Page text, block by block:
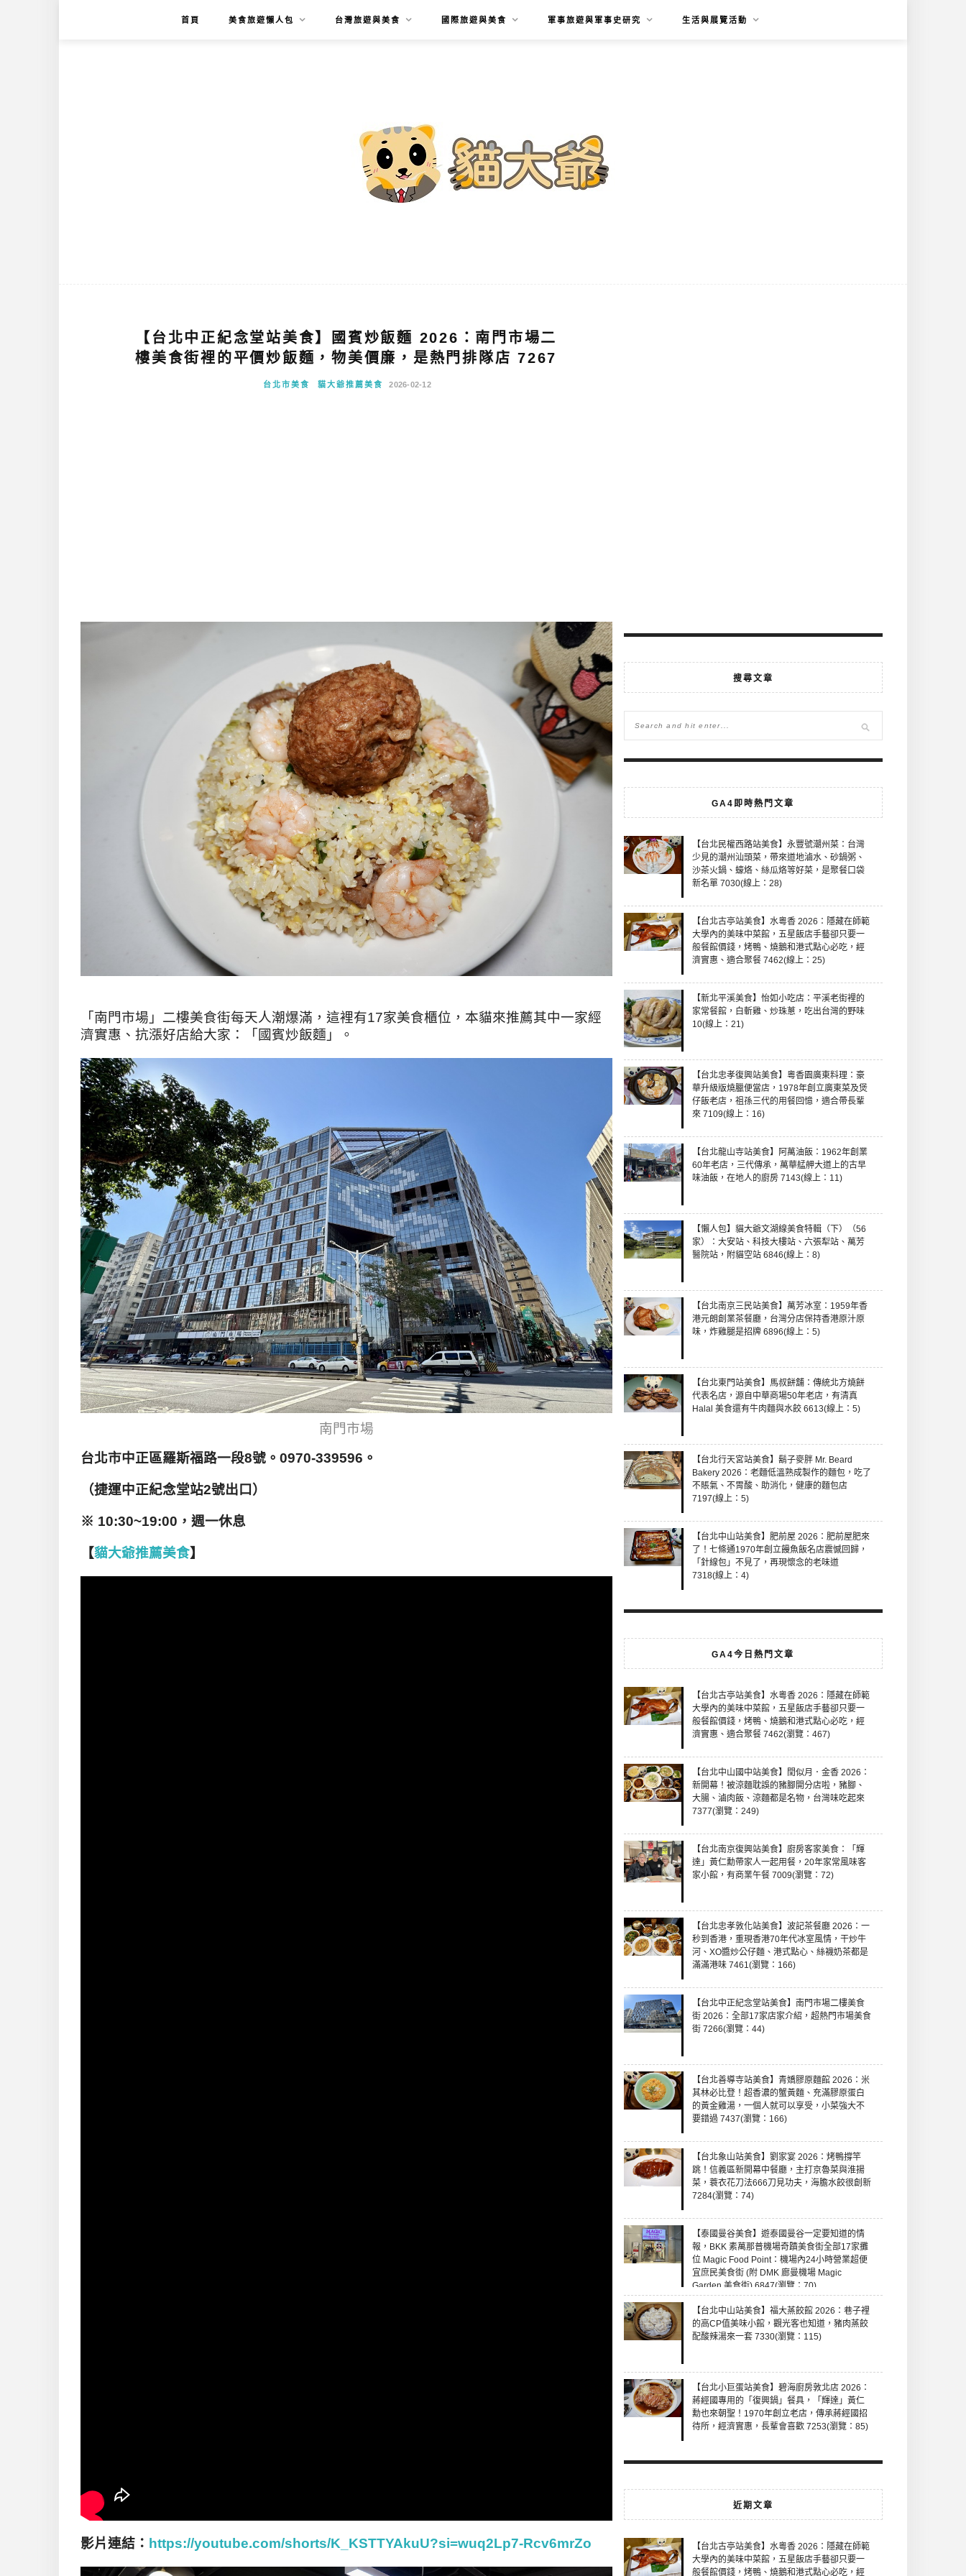
首頁 美食旅遊懶人包 台灣旅遊與美食 國際旅遊與美食 軍事旅遊與軍事史研究 生活與展覽活動
【台北中正紀念堂站美食】國賓炒飯麵 2026：南門市場二
樓美食街裡的平價炒飯麵，物美價廉，是熱門排隊店 7267
台北市美食 貓大爺推薦美食 2026-02-12
「南門市場」二樓美食街每天人潮爆滿，這裡有17家美食櫃位，本貓來推薦其中一家經
濟實惠、抗漲好店給大家：「國賓炒飯麵」。
南門市場
台北市中正區羅斯福路一段8號。0970-339596。
（捷運中正紀念堂站2號出口）
※ 10:30~19:00，週一休息
【貓大爺推薦美食】
影片連結： https://youtube.com/shorts/K_KSTTYAkuU?si=wuq2Lp7-Rcv6mrZo
搜尋文章
GA4即時熱門文章
【台北民權西路站美食】永豐號潮州菜：台灣
少見的潮州汕頭菜，帶來道地滷水、砂鍋粥、
沙茶火鍋、蠔烙、絲瓜烙等好菜，是聚餐口袋
新名單 7030(線上：28)
【台北古亭站美食】水粵香 2026：隱藏在師範
大學內的美味中菜館，五星飯店手藝卻只要一
般餐館價錢，烤鴨、燒鵝和港式點心必吃，經
濟實惠、適合聚餐 7462(線上：25)
【新北平溪美食】怡如小吃店：平溪老街裡的
家常餐館，白斬雞、炒珠蔥，吃出台灣的野味
10(線上：21)
【台北忠孝復興站美食】粵香園廣東料理：豪
華升級版燒臘便當店，1978年創立廣東菜及煲
仔飯老店，祖孫三代的用餐回憶，適合帶長輩
來 7109(線上：16)
【台北龍山寺站美食】阿萬油飯：1962年創業
60年老店，三代傳承，萬華艋舺大道上的古早
味油飯，在地人的廚房 7143(線上：11)
【懶人包】貓大爺文湖線美食特輯（下）（56
家）：大安站、科技大樓站、六張犁站、萬芳
醫院站，附貓空站 6846(線上：8)
【台北南京三民站美食】萬芳冰室：1959年香
港元朗創業茶餐廳，台灣分店保持香港原汁原
味，炸雞腿是招牌 6896(線上：5)
【台北東門站美食】馬叔餅舖：傳統北方燒餅
代表名店，源自中華商場50年老店，有清真
Halal 美食還有牛肉麵與水餃 6613(線上：5)
【台北行天宮站美食】鬍子麥胖 Mr. Beard
Bakery 2026：老麵低溫熟成製作的麵包，吃了
不賬氣、不胃酸、助消化，健康的麵包店
7197(線上：5)
【台北中山站美食】肥前屋 2026：肥前屋肥來
了！七條通1970年創立饅魚飯名店震憾回歸，
「針線包」不見了，再現懷念的老味道
7318(線上：4)
GA4今日熱門文章
【台北古亭站美食】水粵香 2026：隱藏在師範
大學內的美味中菜館，五星飯店手藝卻只要一
般餐館價錢，烤鴨、燒鵝和港式點心必吃，經
濟實惠、適合聚餐 7462(瀏覽：467)
【台北中山國中站美食】閏似月．金香 2026：
新開幕！被涼麵耽誤的豬腳開分店啦，豬腳、
大腸、滷肉飯、涼麵都是名物，台灣味吃起來
7377(瀏覽：249)
【台北南京復興站美食】廚房客家美食：「輝
達」黃仁勳帶家人一起用餐，20年家常風味客
家小館，有商業午餐 7009(瀏覽：72)
【台北忠孝敦化站美食】波記茶餐廳 2026：一
秒到香港，重現香港70年代冰室風情，干炒牛
河、XO醬炒公仔麵、港式點心、絲襪奶茶都是
滿滿港味 7461(瀏覽：166)
【台北中正紀念堂站美食】南門市場二樓美食
街 2026：全部17家店家介紹，超熱門市場美食
街 7266(瀏覽：44)
【台北善導寺站美食】青嬌膠原麵館 2026：米
其林必比登！超香濃的蟹黃麵、充滿膠原蛋白
的黃金雞湯，一個人就可以享受，小菜強大不
要錯過 7437(瀏覽：166)
【台北象山站美食】劉家宴 2026：烤鴨撐竿
跳！信義區新開幕中餐廳，主打京魯菜與淮揚
菜，蓑衣花刀法666刀見功夫，海膽水餃很創新
7284(瀏覽：74)
【泰國曼谷美食】遊泰國曼谷一定要知道的情
報，BKK 素萬那普機場奇蹟美食街全部17家攤
位 Magic Food Point：機場內24小時營業超便
宜庶民美食街 (附 DMK 廊曼機場 Magic
Garden 美食街) 6847(瀏覽：70)
【台北中山站美食】福大蒸餃館 2026：巷子裡
的高CP值美味小館，觀光客也知道，豬肉蒸餃
配酸辣湯來一套 7330(瀏覽：115)
【台北小巨蛋站美食】碧海廚房敦北店 2026：
蔣經國專用的「復興鍋」餐具，「輝達」黃仁
勳也來朝聖！1970年創立老店，傳承蔣經國招
待所，經濟實惠，長輩會喜歡 7253(瀏覽：85)
近期文章
【台北古亭站美食】水粵香 2026：隱藏在師範
大學內的美味中菜館，五星飯店手藝卻只要一
般餐館價錢，烤鴨、燒鵝和港式點心必吃，經